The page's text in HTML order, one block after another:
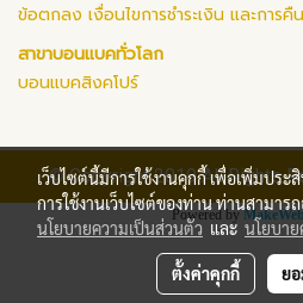
ข้อตกลง เงื่อนไขการชำระเงิน และการคื
สาขาบอนแบคทั่วโลก
บอนแบคสิงคโปร์
© Copyright 2019 All Rights
Powered by
เว็บไซต์นี้มีการใช้งานคุกกี้ เพื่อเพิ่มปร
การใช้งานเว็บไซต์ของท่าน ท่านสามาร
นโยบายความเป็นส่วนตัว และ นโยบา
ตั้งค่าคุกกี้ ย